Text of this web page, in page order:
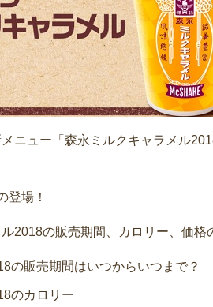
ニュー「森永ミルクキャラメル
登場！
2018の販売期間、カロリー、価格
の販売期間はいつからいつまで？
のカロリー